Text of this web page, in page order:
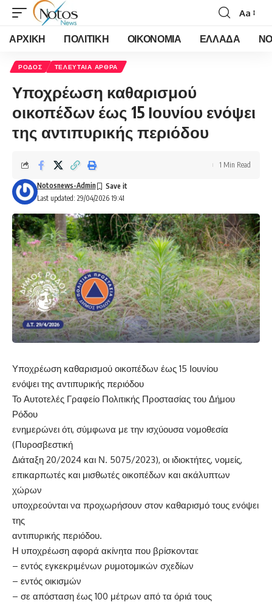
Font
Resizer
Aa
ΑΡΧΙΚΗ ΠΟΛΙΤΙΚΗ ΟΙΚΟΝΟΜΙΑ ΕΛΛΑΔΑ
ΡΟΔΟΣ ΤΕΛΕΥΤΑΙΑ ΑΡΘΡΑ
Υποχρέωση καθαρισμού
οικοπέδων έως 15 Ιουνίου ενόψει
της αντιπυρικής περιόδου
Last updated: 29/04/2026 19:41
Notosnews-Admin
1 Min Read
Υποχρέωση καθαρισμού οικοπέδων έως 15 Ιουνίου
ενόψει της αντιπυρικής περιόδου
Το Αυτοτελές Γραφείο Πολιτικής Προστασίας του Δήμου
Ρόδου
ενημερώνει ότι, σύμφωνα με την ισχύουσα νομοθεσία
(Πυροσβεστική
Διάταξη 20/2024 και Ν. 5075/2023), οι ιδιοκτήτες, νομείς,
επικαρπωτές και μισθωτές οικοπέδων και ακάλυπτων
χώρων
υποχρεούνται να προχωρήσουν στον καθαρισμό τους ενόψει
της
αντιπυρικής περιόδου.
Η υποχρέωση αφορά ακίνητα που βρίσκονται:
– εντός εγκεκριμένων ρυμοτομικών σχεδίων
– εντός οικισμών
– σε απόσταση έως 100 μέτρων από τα όριά τους